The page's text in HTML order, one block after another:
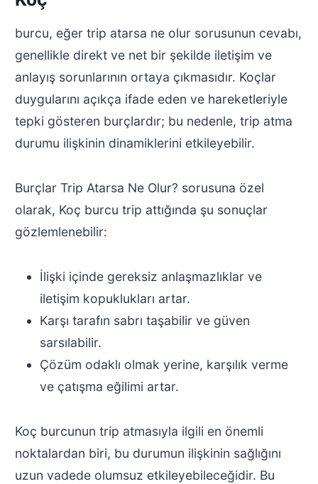
burcu, eğer trip atarsa ne olur sorusunun cevabı,
genellikle direkt ve net bir şekilde iletişim ve
anlayış sorunlarının ortaya çıkmasıdır. Koçlar
duygularını açıkça ifade eden ve hareketleriyle
tepki gösteren burçlardır; bu nedenle, trip atma
durumu ilişkinin dinamiklerini etkileyebilir.
Burçlar Trip Atarsa Ne Olur? sorusuna özel
olarak, Koç burcu trip attığında şu sonuçlar
gözlemlenebilir:
İlişki içinde gereksiz anlaşmazlıklar ve
iletişim kopuklukları artar.
Karşı tarafın sabrı taşabilir ve güven
sarsılabilir.
Çözüm odaklı olmak yerine, karşılık verme
ve çatışma eğilimi artar.
Koç burcunun trip atmasıyla ilgili en önemli
noktalardan biri, bu durumun ilişkinin sağlığını
uzun vadede olumsuz etkileyebileceğidir. Bu